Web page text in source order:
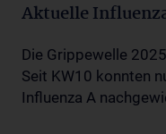
Aktuelle
Die Grippewelle
Seit KW10 konnten
Influenza A